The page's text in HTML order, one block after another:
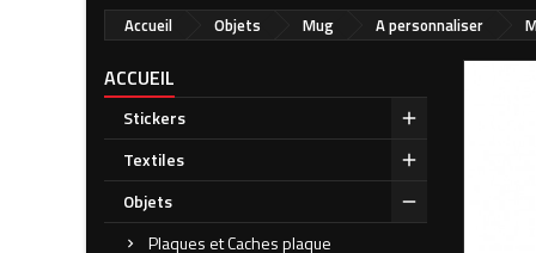
Accueil Objets Mug A personnaliser
ACCUEIL
Stickers
Textiles
Objets
Plaques et Caches plaque